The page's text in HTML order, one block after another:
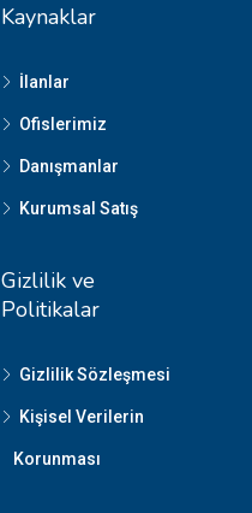
Kaynaklar
İlanlar
Ofislerimiz
Danışmanlar
Kurumsal Satış
Gizlilik ve
Politikalar
Gizlilik Sözleşmesi
Kişisel Verilerin
Korunması